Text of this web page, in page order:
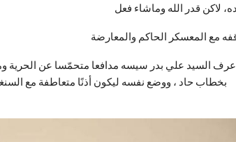
عرف السيد علي بدر سيسه مدافعا متحمّسا عن الحرية
بخطاب حاد ، ووضع نفسه ليكون أذنًا متعاطفة مع